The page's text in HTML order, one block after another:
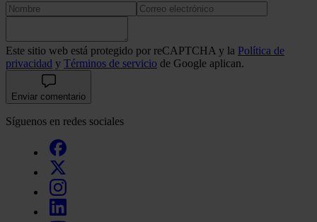
Este sitio web está protegido por reCAPTCHA y la Política de
privacidad y Términos de servicio de Google aplican.
Enviar comentario
Síguenos en redes sociales